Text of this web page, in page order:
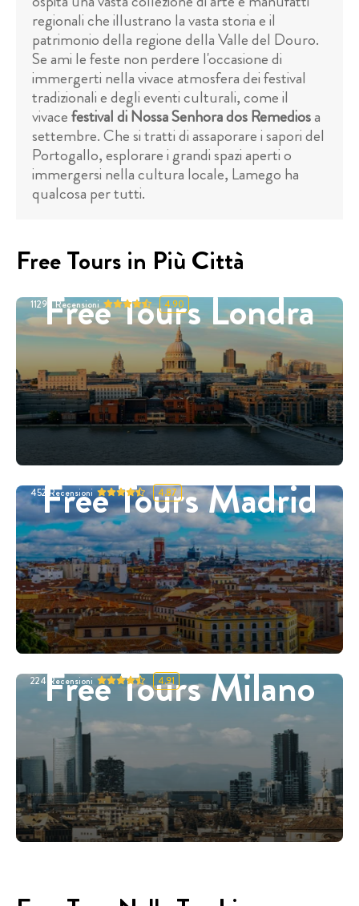
regionali che illustrano la vasta storia e il
patrimonio della regione della Valle del Douro.
Se ami le feste non perdere l'occasione di
immergerti nella vivace atmosfera dei festival
tradizionali e degli eventi culturali, come il
vivacefestival di Nossa Senhora dos Remediosa
settembre. Che si tratti di assaporare i sapori del
Portogallo, esplorare i grandi spazi aperti o
immergersi nella cultura locale, Lamego ha
qualcosa per tutti.
Free Tours in Più Città
Free Tours Londra
11298Recensioni 4.90
Free Tours Madrid
452 Recensioni 4.87
Free Tours Milano
224 Recensioni 4.91